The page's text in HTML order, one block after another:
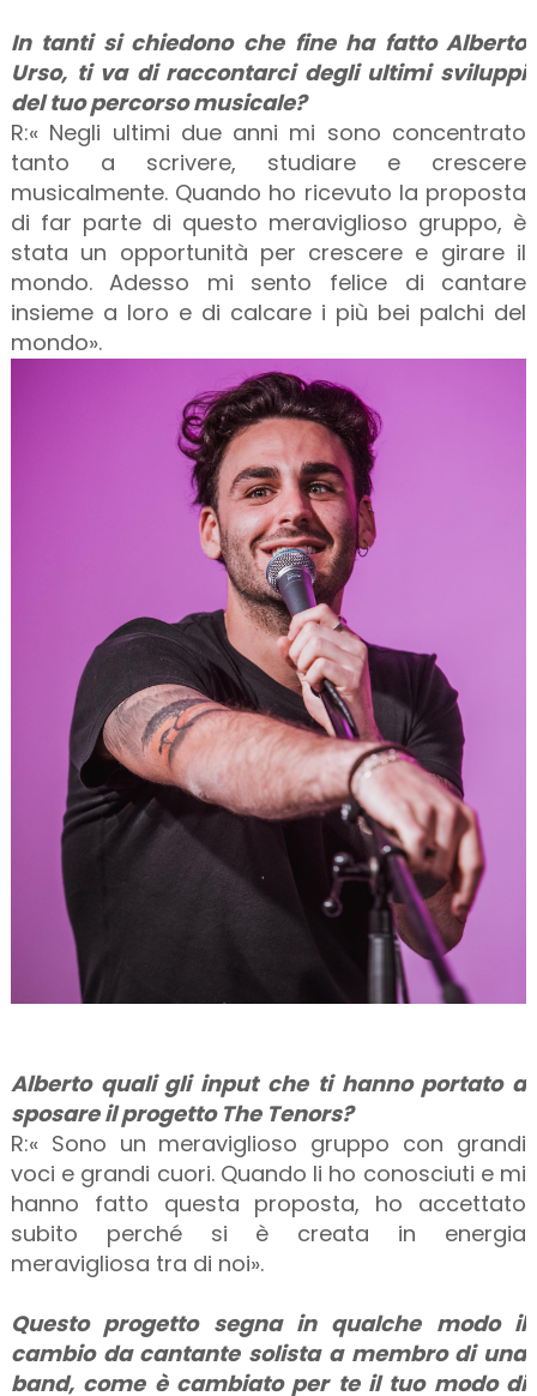
In tanti si chiedono che fine ha fatto Alberto
Urso, ti va di raccontarci degli ultimi sviluppi
del tuo percorso musicale?
R:« Negli ultimi due anni mi sono concentrato
tanto a scrivere, studiare e crescere
musicalmente. Quando ho ricevuto la proposta
di far parte di questo meraviglioso gruppo, è
stata un opportunità per crescere e girare il
mondo. Adesso mi sento felice di cantare
insieme a loro e di calcare i più bei palchi del
mondo».
Alberto quali gli input che ti hanno portato a
sposare il progetto The Tenors?
R:« Sono un meraviglioso gruppo con grandi
voci e grandi cuori. Quando li ho conosciuti e mi
hanno fatto questa proposta, ho accettato
subito perché si è creata in energia
meravigliosa tra di noi».
Questo progetto segna in qualche modo il
cambio da cantante solista a membro di una
band, come è cambiato per te il tuo modo di